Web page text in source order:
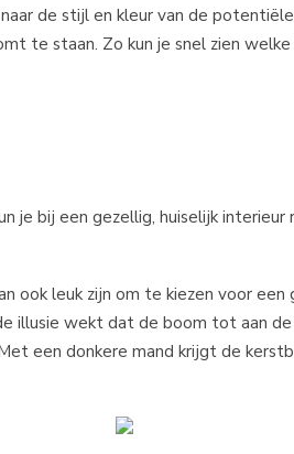
de stijl en kleur van de
te staan. Zo kun je snel zien
je bij een gezellig, huiselijk
ook leuk zijn om te kiezen voor een
illusie wekt dat de boom tot aan
een donkere mand krijgt de